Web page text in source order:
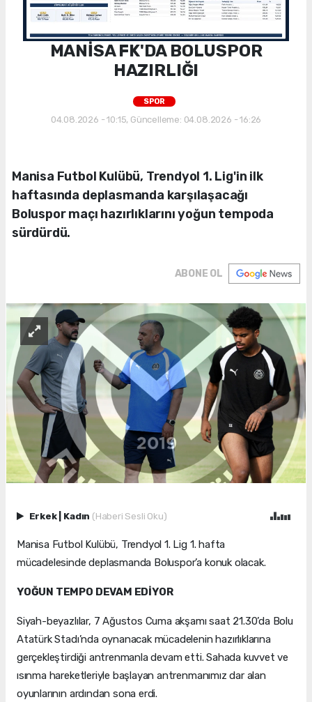
MANİSA FK'DA BOLUSPOR
HAZIRLIĞI
SPOR
04.08.2026 - 10:15, Güncelleme: 04.08.2026 - 16:26
Manisa Futbol Kulübü, Trendyol 1. Lig'in ilk
haftasında deplasmanda karşılaşacağı
Boluspor maçı hazırlıklarını yoğun tempoda
sürdürdü.
ABONE OL
Erkek Kadın (Haberi Sesli Oku)
Manisa Futbol Kulübü, Trendyol 1. Lig 1. hafta
mücadelesinde deplasmanda Boluspor’a konuk olacak.
YOĞUN TEMPO DEVAM EDİYOR
Siyah-beyazlılar, 7 Ağustos Cuma akşamı saat 21.30’da Bolu
Atatürk Stadı’nda oynanacak mücadelenin hazırlıklarına
gerçekleştirdiği antrenmanla devam etti. Sahada kuvvet ve
ısınma hareketleriyle başlayan antrenmanımız dar alan
oyunlarının ardından sona erdi.